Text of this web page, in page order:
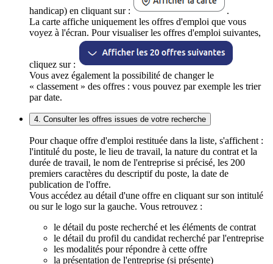
handicap) en cliquant sur :
.
La carte affiche uniquement les offres d'emploi que vous
voyez à l'écran. Pour visualiser les offres d'emploi suivantes,
cliquez sur :
Vous avez également la possibilité de changer le
« classement » des offres : vous pouvez par exemple les trier
par date.
4. Consulter les offres issues de votre recherche
Pour chaque offre d'emploi restituée dans la liste, s'affichent :
l'intitulé du poste, le lieu de travail, la nature du contrat et la
durée de travail, le nom de l'entreprise si précisé, les 200
premiers caractères du descriptif du poste, la date de
publication de l'offre.
Vous accédez au détail d'une offre en cliquant sur son intitulé
ou sur le logo sur la gauche. Vous retrouvez :
le détail du poste recherché et les éléments de contrat
le détail du profil du candidat recherché par l'entreprise
les modalités pour répondre à cette offre
la présentation de l'entreprise (si présente)